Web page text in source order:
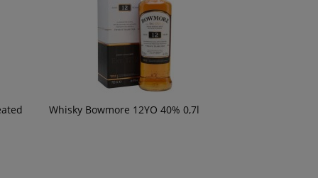
Whisky Bowmore 12YO 40% 0,7l